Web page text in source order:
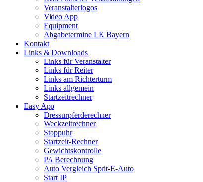
Veranstalterlogos
Video App
Equipment
Abgabetermine LK Bayern
Kontakt
Links & Downloads
Links für Veranstalter
Links für Reiter
Links am Richterturm
Links allgemein
Startzeitrechner
Easy App
Dressurpferderechner
Weckzeitrechner
Stoppuhr
Startzeit-Rechner
Gewichtskontrolle
PA Berechnung
Auto Vergleich Sprit-E-Auto
Start IP